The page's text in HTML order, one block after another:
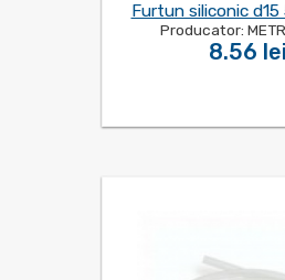
Furtun siliconic d15
Producator:
8.56 lei